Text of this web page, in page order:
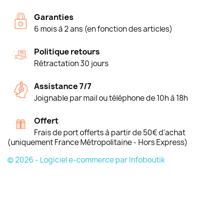
Garanties
6 mois à 2 ans (en fonction des articles)
Politique retours
Rétractation 30 jours
Assistance 7/7
Joignable par mail ou téléphone de 10h à 18h
Offert
Frais de port offerts à partir de 50€ d'achat
(uniquement France Métropolitaine - Hors Express)
© 2026 - Logiciel e-commerce par Infoboutik